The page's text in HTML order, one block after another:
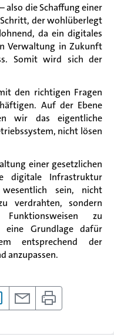
also die Schaffung einer
der wohlüberlegt
da ein digitales
Verwaltung in Zukunft
Somit wird sich der
den richtigen Fragen
Auf der Ebene
wir das eigentliche
, nicht lösen
einer gesetzlichen
digitale Infrastruktur
sein, nicht
verdrahten, sondern
Funktionsweisen zu
eine Grundlage dafür
entsprechend der
anzupassen.